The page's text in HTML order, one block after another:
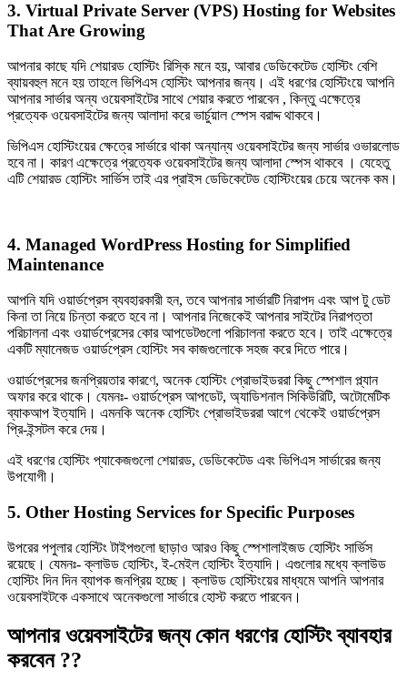
3. Virtual Private Server (VPS) Hosting for Websites
That Are Growing
আপনার কাছে যদি শেয়ারড হোস্টিং রিস্কি মনে হয়, আবার ডেডিকেটেড হোস্টিং বেশি
ব্যায়বহুল মনে হয় তাহলে ভিপিএস হোস্টিং আপনার জন্য। এই ধরণের হোস্টিংয়ে আপনি
আপনার সার্ভার অন্য ওয়েবসাইটের সাথে শেয়ার করতে পারবেন , কিন্তু এক্ষেত্রে
প্রত্যেক ওয়েবসাইটের জন্য আলাদা করে ভার্চুয়াল স্পেস বরাদ্দ থাকবে।
ভিপিএস হোস্টিংয়ের ক্ষেত্রে সার্ভারে থাকা অন্যান্য ওয়েবসাইটের জন্য সার্ভার ওভারলোড
হবে না। কারণ এক্ষেত্রে প্রত্যেক ওয়েবসাইটের জন্য আলাদা স্পেস থাকবে । যেহেতু
এটি শেয়ারড হোস্টিং সার্ভিস তাই এর প্রাইস ডেডিকেটেড হোস্টিংয়ের চেয়ে অনেক কম।
4. Managed WordPress Hosting for Simplified
Maintenance
আপনি যদি ওয়ার্ডপ্রেস ব্যবহারকারী হন, তবে আপনার সার্ভারটি নিরাপদ এবং আপ টু ডেট
কিনা তা নিয়ে চিন্তা করতে হবে না। আপনার নিজেকেই আপনার সাইটের নিরাপত্তা
পরিচালনা এবং ওয়ার্ডপ্রেসের কোর আপডেটগুলো পরিচালনা করতে হবে। তাই এক্ষেত্রে
একটি ম্যানেজড ওয়ার্ডপ্রেস হোস্টিং সব কাজগুলোকে সহজ করে দিতে পারে।
ওয়ার্ডপ্রেসের জনপ্রিয়তার কারণে, অনেক হোস্টিং প্রোভাইডররা কিছু স্পেশাল প্ল্যান
অফার করে থাকে। যেমনঃ- ওয়ার্ডপ্রেস আপডেট, অ্যাডিশনাল সিকিউরিটি, অটোমেটিক
ব্যাকআপ ইত্যাদি। এমনকি অনেক হোস্টিং প্রোভাইডররা আগে থেকেই ওয়ার্ডপ্রেস
প্রি-ইন্সটল করে দেয়।
এই ধরণের হোস্টিং প্যাকেজগুলো শেয়ারড, ডেডিকেটেড এবং ভিপিএস সার্ভারের জন্য
উপযোগী।
5. Other Hosting Services for Specific Purposes
উপরের পপুলার হোস্টিং টাইপগুলো ছাড়াও আরও কিছু স্পেশালাইজড হোস্টিং সার্ভিস
রয়েছে। যেমনঃ- ক্লাউড হোস্টিং, ই-মেইল হোস্টিং ইত্যাদি। এগুলোর মধ্যে ক্লাউড
হোস্টিং দিন দিন ব্যাপক জনপ্রিয় হচ্ছে। ক্লাউড হোস্টিংয়ের মাধ্যমে আপনি আপনার
ওয়েবসাইটকে একসাথে অনেকগুলো সার্ভারে হোস্ট করতে পারবেন।
আপনার ওয়েবসাইটের জন্য কোন ধরণের হোস্টিং ব্যাবহার
করবেন ??